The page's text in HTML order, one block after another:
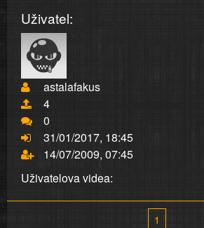
Uživatel:
astalafakus
4
0
31/01/2017, 18:45
14/07/2009, 07:45
Uživatelova videa:
1